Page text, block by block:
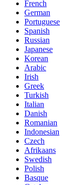
French
German
Portuguese
Spanish
Russian
Japanese
Korean
Arabic
Irish
Greek
Turkish
Italian
Danish
Romanian
Indonesian
Czech
Afrikaans
Swedish
Polish
Basque